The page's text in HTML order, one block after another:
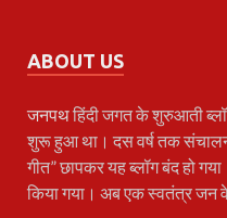
ABOUT US
जनपथहिंदी जगत के शुरुआती
शुरू हुआ था। दस वर्ष तक
गीत” छापकर यह ब्लॉग बंद हो
किया गया। अब एक स्वतंत्र